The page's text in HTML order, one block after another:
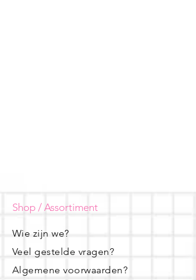
Shop / Assortiment
Wie zijn we?
Veel gestelde vragen?
Algemene voorwaarden?